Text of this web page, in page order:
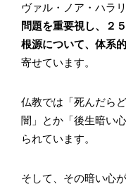
ヴァル・ノア・ハラ
問題を重要視し、２
根源について、体系
寄せています。
仏教では「死んだら
闇」とか「後生暗い
られています。
そして、その暗い心